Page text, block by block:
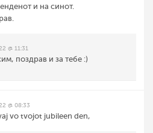
и на синот.
@ 11:31
поздрав и за тебе :)
@ 08:33
vo tvojot jubileen den,